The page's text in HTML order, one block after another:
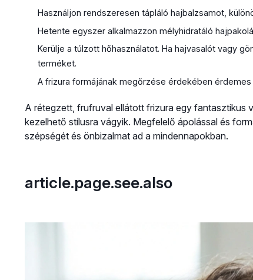
Használjon rendszeresen tápláló hajbalzsamot,
Hetente egyszer alkalmazzon mélyhidratáló
Kerülje a túlzott hőhasználatot. Ha hajvasalót vagy
terméket.
A frizura formájának megőrzése érdekében
A rétegzett, frufruval ellátott frizura egy fantasztikus
kezelhető stílusra vágyik. Megfelelő ápolással és
szépségét és önbizalmat ad a mindennapokban.
article.page.see.also